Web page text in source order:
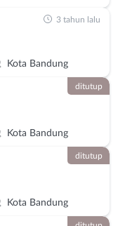
Kota Bandung
3 tahun lalu
Kota Bandung
ditutup
Kota Bandung
ditutup